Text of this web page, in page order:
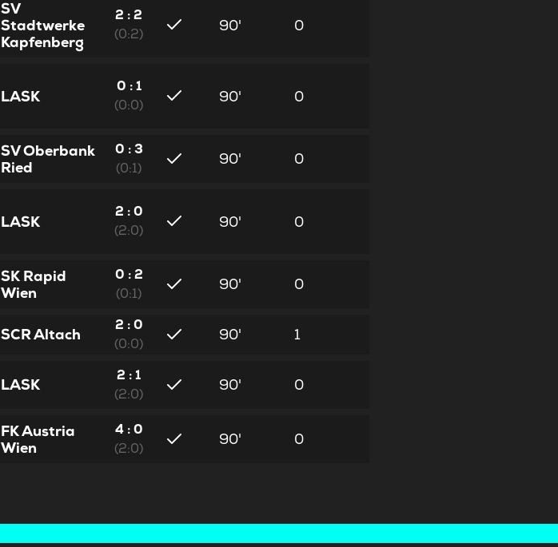
SV
Stadtwerke
Kapfenberg
2 : 2
(0:2)
90' 0
LASK
0 : 1
(0:0)
90' 0
SV Oberbank
Ried
0 : 3
(0:1)
90' 0
LASK
2 : 0
(2:0)
90' 0
SK Rapid
Wien
0 : 2
(0:1)
90' 0
SCR Altach
2 : 0
(0:0)
90' 1
LASK
2 : 1
(2:0)
90' 0
FK Austria
Wien
4 : 0
(2:0)
90' 0